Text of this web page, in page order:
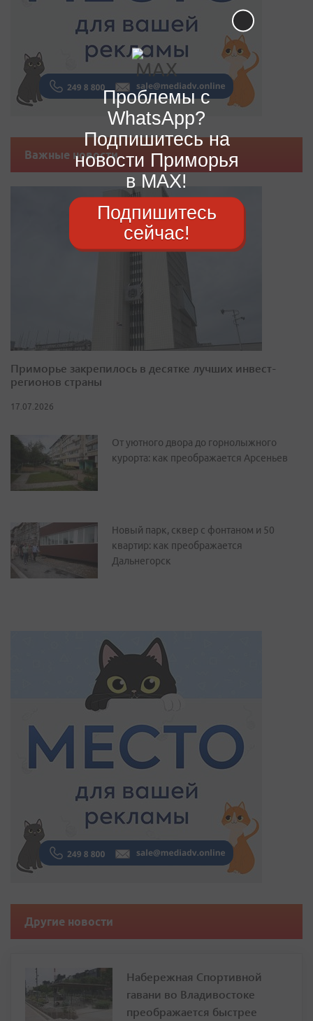
Важные новости
Приморье закрепилось в десятке лучших инвест-
регионов страны
17.07.2026
От уютного двора до горнолыжного
курорта: как преображается Арсеньев
Новый парк, сквер с фонтаном и 50
квартир: как преображается
Дальнегорск
Другие новости
Набережная Спортивной
гавани во Владивостоке
преображается быстрее
Проблемы с
WhatsApp?
Подпишитесь на
новости Приморья
в MAX!
Подпишитесь
сейчас!